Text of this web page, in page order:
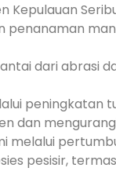
Kepulauan
dari abrasi
peningkatan
dan
melalui
pesisir,